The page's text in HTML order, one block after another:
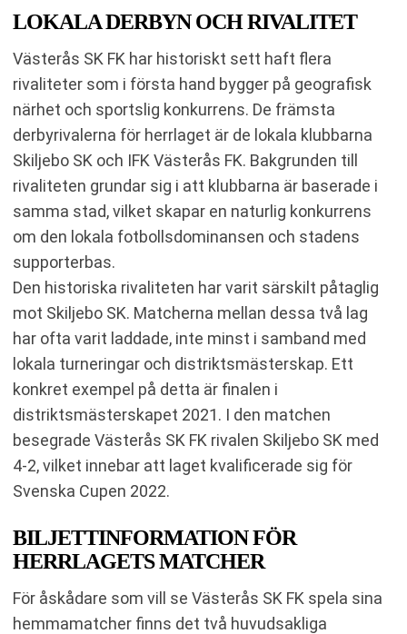
LOKALA DERBYN OCH RIVALITET
Västerås SK FK har historiskt sett haft flera
rivaliteter som i första hand bygger på geografisk
närhet och sportslig konkurrens. De främsta
derbyrivalerna för herrlaget är de lokala klubbarna
Skiljebo SK och IFK Västerås FK. Bakgrunden till
rivaliteten grundar sig i att klubbarna är baserade i
samma stad, vilket skapar en naturlig konkurrens
om den lokala fotbollsdominansen och stadens
supporterbas.
Den historiska rivaliteten har varit särskilt påtaglig
mot Skiljebo SK. Matcherna mellan dessa två lag
har ofta varit laddade, inte minst i samband med
lokala turneringar och distriktsmästerskap. Ett
konkret exempel på detta är finalen i
distriktsmästerskapet 2021. I den matchen
besegrade Västerås SK FK rivalen Skiljebo SK med
4-2, vilket innebar att laget kvalificerade sig för
Svenska Cupen 2022.
BILJETTINFORMATION FÖR
HERRLAGETS MATCHER
För åskådare som vill se Västerås SK FK spela sina
hemmamatcher finns det två huvudsakliga